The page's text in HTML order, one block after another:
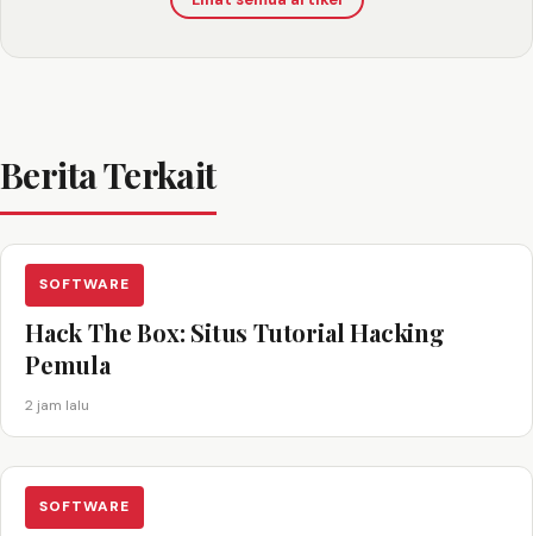
Berita Terkait
SOFTWARE
Hack The Box: Situs Tutorial Hacking
Pemula
2 jam lalu
SOFTWARE